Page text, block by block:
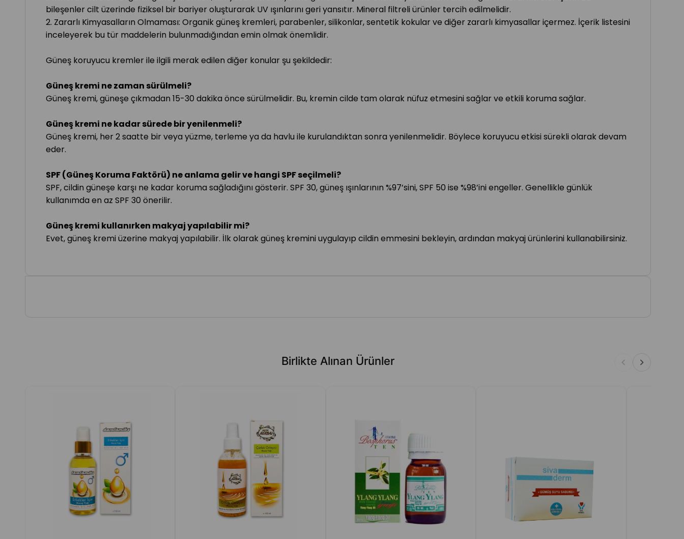
bileşenler cilt üzerinde fiziksel bir bariyer oluşturarak UV ışınlarını geri yansıtır. Mineral filtreli ürünler tercih edilmelidir.
2. Zararlı Kimyasalların Olmaması: Organik güneş kremleri, parabenler, silikonlar, sentetik kokular ve diğer zararlı kimyasallar içermez. İçerik listesini
inceleyerek bu tür maddelerin bulunmadığından emin olmak önemlidir.
Güneş koruyucu kremler ile ilgili merak edilen diğer konular şu şekildedir:
Güneş kremi ne zaman sürülmeli?
Güneş kremi, güneşe çıkmadan 15-30 dakika önce sürülmelidir. Bu, kremin cilde tam olarak nüfuz etmesini sağlar ve etkili koruma sağlar.
Güneş kremi ne kadar sürede bir yenilenmeli?
Güneş kremi, her 2 saatte bir veya yüzme, terleme ya da havlu ile kurulandıktan sonra yenilenmelidir. Böylece koruyucu etkisi sürekli olarak devam
eder.
SPF (Güneş Koruma Faktörü) ne anlama gelir ve hangi SPF seçilmeli?
SPF, cildin güneşe karşı ne kadar koruma sağladığını gösterir. SPF 30, güneş ışınlarının %97’sini, SPF 50 ise %98’ini engeller. Genellikle günlük
kullanımda en az SPF 30 önerilir.
Güneş kremi kullanırken makyaj yapılabilir mi?
Evet, güneş kremi üzerine makyaj yapılabilir. İlk olarak güneş kremini uygulayıp cildin emmesini bekleyin, ardından makyaj ürünlerini kullanabilirsiniz.